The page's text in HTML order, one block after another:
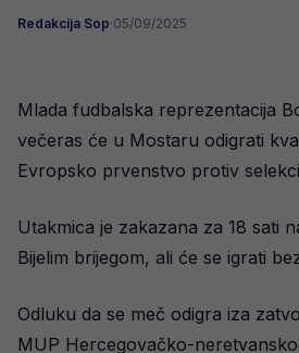
Redakcija Sop·05/09/2025
Mlada fudbalska reprezentacija
večeras će u Mostaru odigrati
Evropsko prvenstvo protiv
Utakmica je zakazana za 18 sati
Bijelim brijegom, ali će se igrati
Odluku da se meč odigra iza
MUP Hercegovačko-